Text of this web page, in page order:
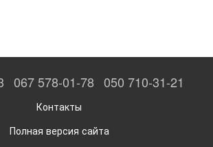
067 578-01-78 050 710-31-21
Контакты
Полная версия сайта